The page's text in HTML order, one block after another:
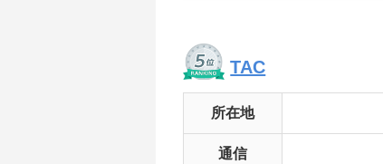
TAC
所在地
通信